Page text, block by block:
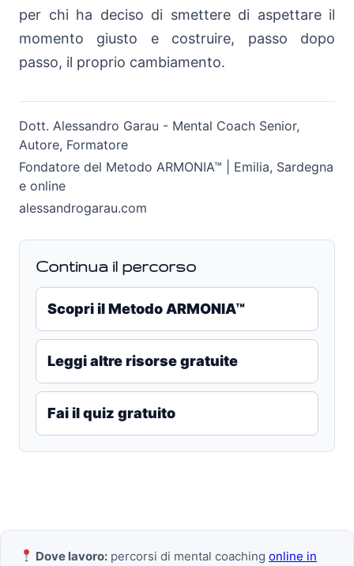
per chi ha deciso di smettere di aspettare il
momento giusto e costruire, passo dopo
passo, il proprio cambiamento.
Dott. Alessandro Garau - Mental Coach Senior,
Autore, Formatore
Fondatore del Metodo ARMONIA™ | Emilia, Sardegna
e online
alessandrogarau.com
Continua il percorso
Scopri il Metodo ARMONIA™
Leggi altre risorse gratuite
Fai il quiz gratuito
Dove lavoro: percorsi di mental coachingonline in